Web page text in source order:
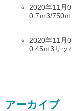
2020年11月
0.7ｍ3/750
2020年11月
0.45ｍ3リッ
アーカイブ